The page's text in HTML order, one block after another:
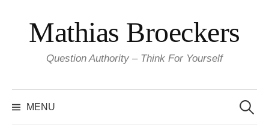
content
Mathias Broeckers
Question Authority – Think For Yourself
MENU
for: